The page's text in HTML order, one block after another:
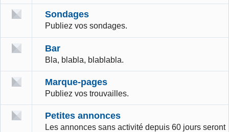
Sondages
Publiez vos sondages.
Bar
Bla, blabla, blablabla.
Marque-pages
Publiez vos trouvailles.
Petites annonces
Les annonces sans activité depuis 60 jours seront